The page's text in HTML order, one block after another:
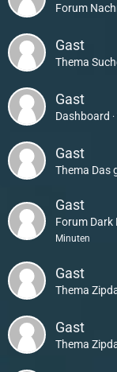
Forum
Gast
Thema
Gast
Dashboard
Gast
Thema Das
Gast
Forum Dark
Minuten
Gast
Thema
Gast
Thema